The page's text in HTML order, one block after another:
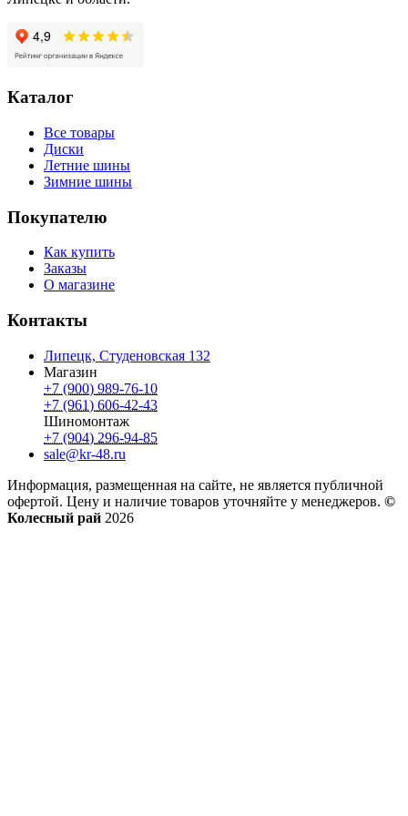
Каталог
Все товары
Диски
Летние шины
Зимние шины
Покупателю
Как купить
Заказы
О магазине
Контакты
Липецк, Студеновская 132
Магазин
+7 (900) 989-76-10
+7 (961) 606-42-43
Шиномонтаж
+7 (904) 296-94-85
sale@kr-48.ru
Информация, размещенная на сайте, не является публичной
офертой. Цену и наличие товаров уточняйте у менеджеров. ©
Колесный рай 2026